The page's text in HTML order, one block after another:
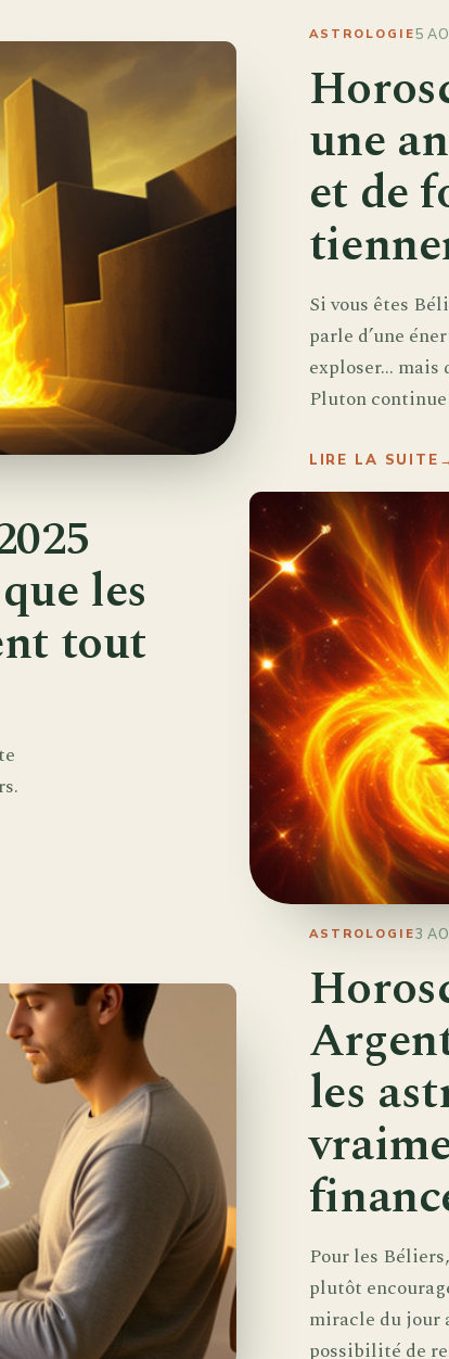
ASTROLOGIE5
une
et de
Si vous êtes
parle d’une
exploser… mais
Pluton
LIRE LA SUITE
les
tout
ASTROLOGIE3
les
Pour les
plutôt
miracle du jour
possibilité de